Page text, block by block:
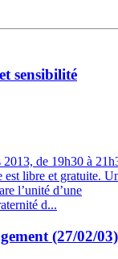
sensibilité
de 19h30 à
est libre et gratuite.
l’unité d’une
d...
(27/02/03)